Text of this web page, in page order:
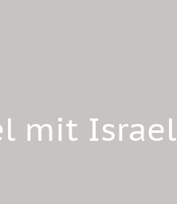
mit Israel